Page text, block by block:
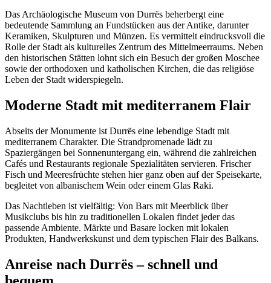
Das Archäologische Museum von Durrës beherbergt eine
bedeutende Sammlung an Fundstücken aus der Antike, darunter
Keramiken, Skulpturen und Münzen. Es vermittelt eindrucksvoll die
Rolle der Stadt als kulturelles Zentrum des Mittelmeerraums. Neben
den historischen Stätten lohnt sich ein Besuch der großen Moschee
sowie der orthodoxen und katholischen Kirchen, die das religiöse
Leben der Stadt widerspiegeln.
Moderne Stadt mit mediterranem Flair
Abseits der Monumente ist Durrës eine lebendige Stadt mit
mediterranem Charakter. Die Strandpromenade lädt zu
Spaziergängen bei Sonnenuntergang ein, während die zahlreichen
Cafés und Restaurants regionale Spezialitäten servieren. Frischer
Fisch und Meeresfrüchte stehen hier ganz oben auf der Speisekarte,
begleitet von albanischem Wein oder einem Glas Raki.
Das Nachtleben ist vielfältig: Von Bars mit Meerblick über
Musikclubs bis hin zu traditionellen Lokalen findet jeder das
passende Ambiente. Märkte und Basare locken mit lokalen
Produkten, Handwerkskunst und dem typischen Flair des Balkans.
Anreise nach Durrës – schnell und